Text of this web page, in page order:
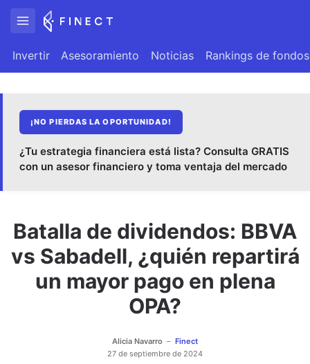
Invertir Asesoramiento Noticias Rankings de fondos
¡NO PIERDAS LA OPORTUNIDAD!
¿Tu estrategia financiera está lista? Consulta GRATIS
con un asesor financiero y toma ventaja del mercado
Batalla de dividendos: BBVA
vs Sabadell, ¿quién repartirá
un mayor pago en plena
OPA?
Alicia Navarro
Finect
27 de septiembre de 2024